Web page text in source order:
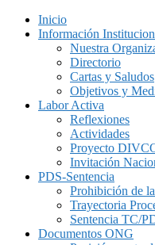
Inicio
Información
Nuestra
Directorio
Cartas y Saludos
Objetivos y
Labor Activa
Reflexiones
Actividades
Proyecto
Invitación
PDS-Sentencia
Prohibición de
Trayectoria
Sentencia TC/
Documentos ONG